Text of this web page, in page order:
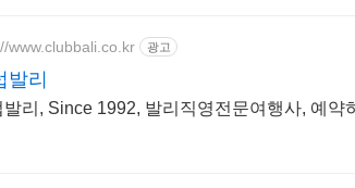
www.clubbali.co.kr 광고
발리
발리, Since 1992, 발리직영전문여행사, 예약